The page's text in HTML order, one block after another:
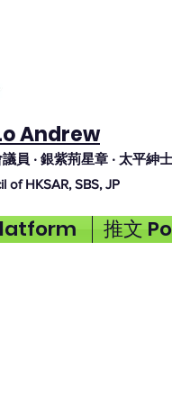
Andrew
員 ‧ 銀紫荊星章 ‧ 太平紳士
of HKSAR, SBS, JP
推文